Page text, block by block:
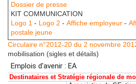
Dossier de presse
KIT COMMUNICATION
Logo 1 - Logo 2 - Affiche employeur -
postale jeune
Circulaire n°2012-20 du 2 novembre
mobilisation (sigles et détails)